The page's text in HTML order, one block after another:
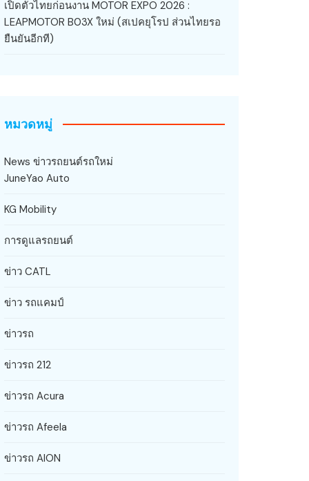
เปิดตัวไทยก่อนงาน MOTOR EXPO 2026 :
LEAPMOTOR B03X ใหม่ (สเปคยุโรป ส่วนไทยรอ
ยืนยันอีกที)
หมวดหมู่
News ข่าวรถยนต์รถใหม่
JuneYao Auto
KG Mobility
การดูแลรถยนต์
ข่าว CATL
ข่าว รถแคมป์
ข่าวรถ
ข่าวรถ 212
ข่าวรถ Acura
ข่าวรถ Afeela
ข่าวรถ AION